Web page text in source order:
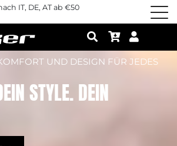
IT, DE, AT ab €50
UND DESIGN FÜR JEDES
STYLE. DEIN